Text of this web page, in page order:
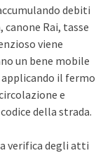
debiti
Rai, tasse
viene
un bene mobile
il fermo
e
della strada.
verifica degli atti